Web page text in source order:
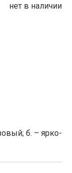
нет в наличии
б. – ярко-